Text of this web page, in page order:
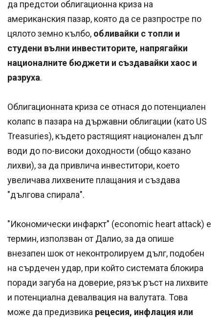
да предстои облигационна криза на
американския пазар, която да се разпростре по
цялото земно кълбо, обливайки с топли и
студени вълни инвеститорите, напрягайки
националните бюджети и създавайки хаос и
разруха.
Облигационната криза се отнася до потенциален
колапс в пазара на държавни облигации (като US
Treasuries), където растящият национален дълг
води до по-високи доходности (общо казано
лихви), за да привлича инвеститори, което
увеличава лихвените плащания и създава
"дългова спирала".
"Икономически инфаркт" (economic heart attack) е
термин, използван от Далио, за да опише
внезапен шок от неконтролируем дълг, подобен
на сърдечен удар, при който системата блокира
поради загуба на доверие, рязък ръст на лихвите
и потенциална девалвация на валутата. Това
може да предизвика рецесия, инфлация или